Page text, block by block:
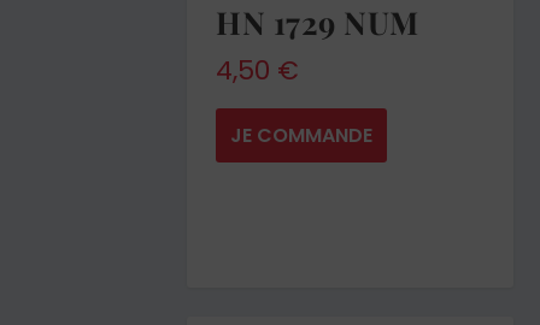
HN 1729 NUM
4,50 €
JE COMMANDE